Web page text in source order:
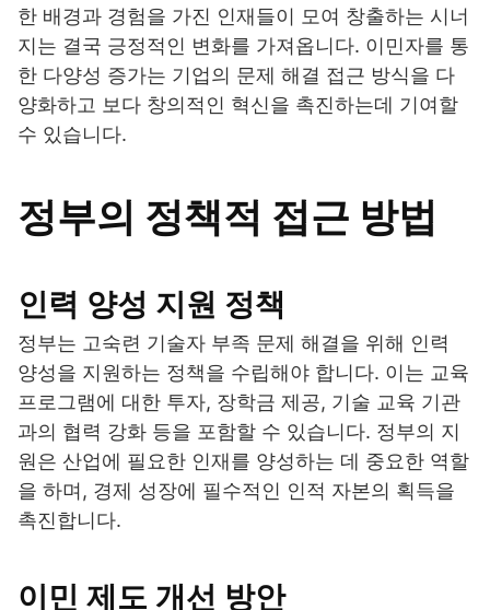
한 배경과 경험을 가진 인재들이 모여 창출하는 시너
지는 결국 긍정적인 변화를 가져옵니다. 이민자를 통
한 다양성 증가는 기업의 문제 해결 접근 방식을 다
양화하고 보다 창의적인 혁신을 촉진하는데 기여할
수 있습니다.
정부의 정책적 접근 방법
인력 양성 지원 정책
정부는 고숙련 기술자 부족 문제 해결을 위해 인력
양성을 지원하는 정책을 수립해야 합니다. 이는 교육
프로그램에 대한 투자, 장학금 제공, 기술 교육 기관
과의 협력 강화 등을 포함할 수 있습니다. 정부의 지
원은 산업에 필요한 인재를 양성하는 데 중요한 역할
을 하며, 경제 성장에 필수적인 인적 자본의 획득을
촉진합니다.
이민 제도 개선 방안